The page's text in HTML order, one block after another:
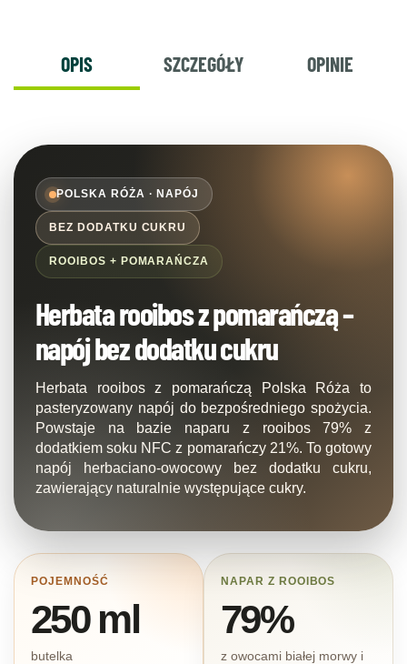
OPIS SZCZEGÓŁY OPINIE
POLSKA RÓŻA · NAPÓJ
BEZ DODATKU CUKRU
ROOIBOS + POMARAŃCZA
Herbata rooibos z pomarańczą –
napój bez dodatku cukru
Herbata rooibos z pomarańczą Polska Róża to
pasteryzowany napój do bezpośredniego spożycia.
Powstaje na bazie naparu z rooibos 79% z
dodatkiem soku NFC z pomarańczy 21%. To gotowy
napój herbaciano-owocowy bez dodatku cukru,
zawierający naturalnie występujące cukry.
POJEMNOŚĆ
250 ml
butelka
NAPAR Z ROOIBOS
79%
z owocami białej morwy i